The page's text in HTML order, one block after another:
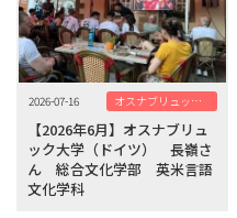
2026-07-16 オスナブリュック大学（ドイツ）
【2026年6月】オスナブリュ
ック大学（ドイツ） 長嶺さ
ん 総合文化学部 英米言語
文化学科